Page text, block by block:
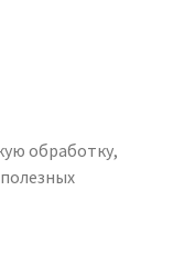
обработку,